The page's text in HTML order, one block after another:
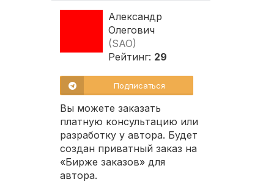
Александр
Олегович
(SAO)
Рейтинг: 29
Подписаться
Вы можете заказать
платную консультацию или
разработку у автора. Будет
создан приватный заказ на
«Бирже заказов» для
автора.